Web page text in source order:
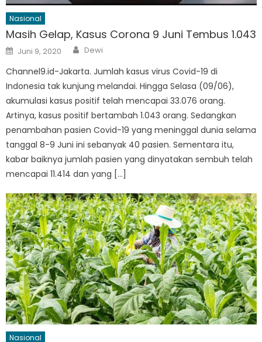
Nasional
Masih Gelap, Kasus Corona 9 Juni Tembus 1.043
Posted
on
Juni 9, 2020 Author
Dewi
Channel9.id-Jakarta. Jumlah kasus virus Covid-19 di
Indonesia tak kunjung melandai. Hingga Selasa (09/06),
akumulasi kasus positif telah mencapai 33.076 orang.
Artinya, kasus positif bertambah 1.043 orang. Sedangkan
penambahan pasien Covid-19 yang meninggal dunia selama
tanggal 8-9 Juni ini sebanyak 40 pasien. Sementara itu,
kabar baiknya jumlah pasien yang dinyatakan sembuh telah
mencapai 11.414 dan yang […]
Nasional